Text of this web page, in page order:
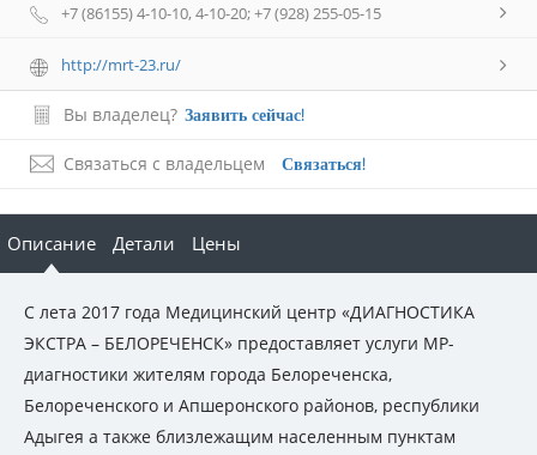
+7 (86155) 4-10-10, 4-10-20; +7 (928) 255-05-15
http://mrt-23.ru/
Вы владелец? Заявить сейчас!
Связаться с владельцем Связаться!
Описание Детали Цены
С лета 2017 года Медицинский центр «ДИАГНОСТИКА
ЭКСТРА – БЕЛОРЕЧЕНСК» предоставляет услуги МР-
диагностики жителям города Белореченска,
Белореченского и Апшеронского районов, республики
Адыгея а также близлежащим населенным пунктам